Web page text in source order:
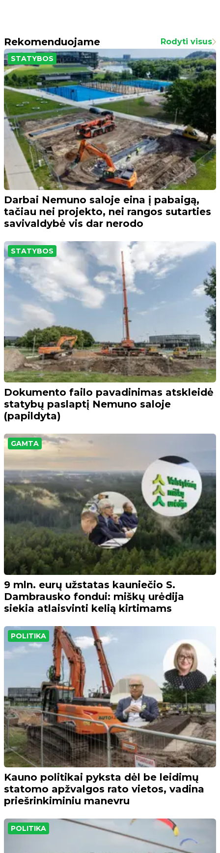
Rekomenduojame Rodyti visus
STATYBOS
Darbai Nemuno saloje eina į pabaigą,
tačiau nei projekto, nei rangos sutarties
savivaldybė vis dar nerodo
STATYBOS
Dokumento failo pavadinimas atskleidė
statybų paslaptį Nemuno saloje
(papildyta)
GAMTA
9 mln. eurų užstatas kauniečio S.
Dambrausko fondui: miškų urėdija
siekia atlaisvinti kelią kirtimams
POLITIKA
Kauno politikai pyksta dėl be leidimų
statomo apžvalgos rato vietos, vadina
priešrinkiminiu manevru
POLITIKA